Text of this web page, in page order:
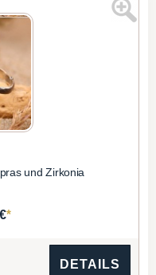
und Zirkonia
*
DETAILS